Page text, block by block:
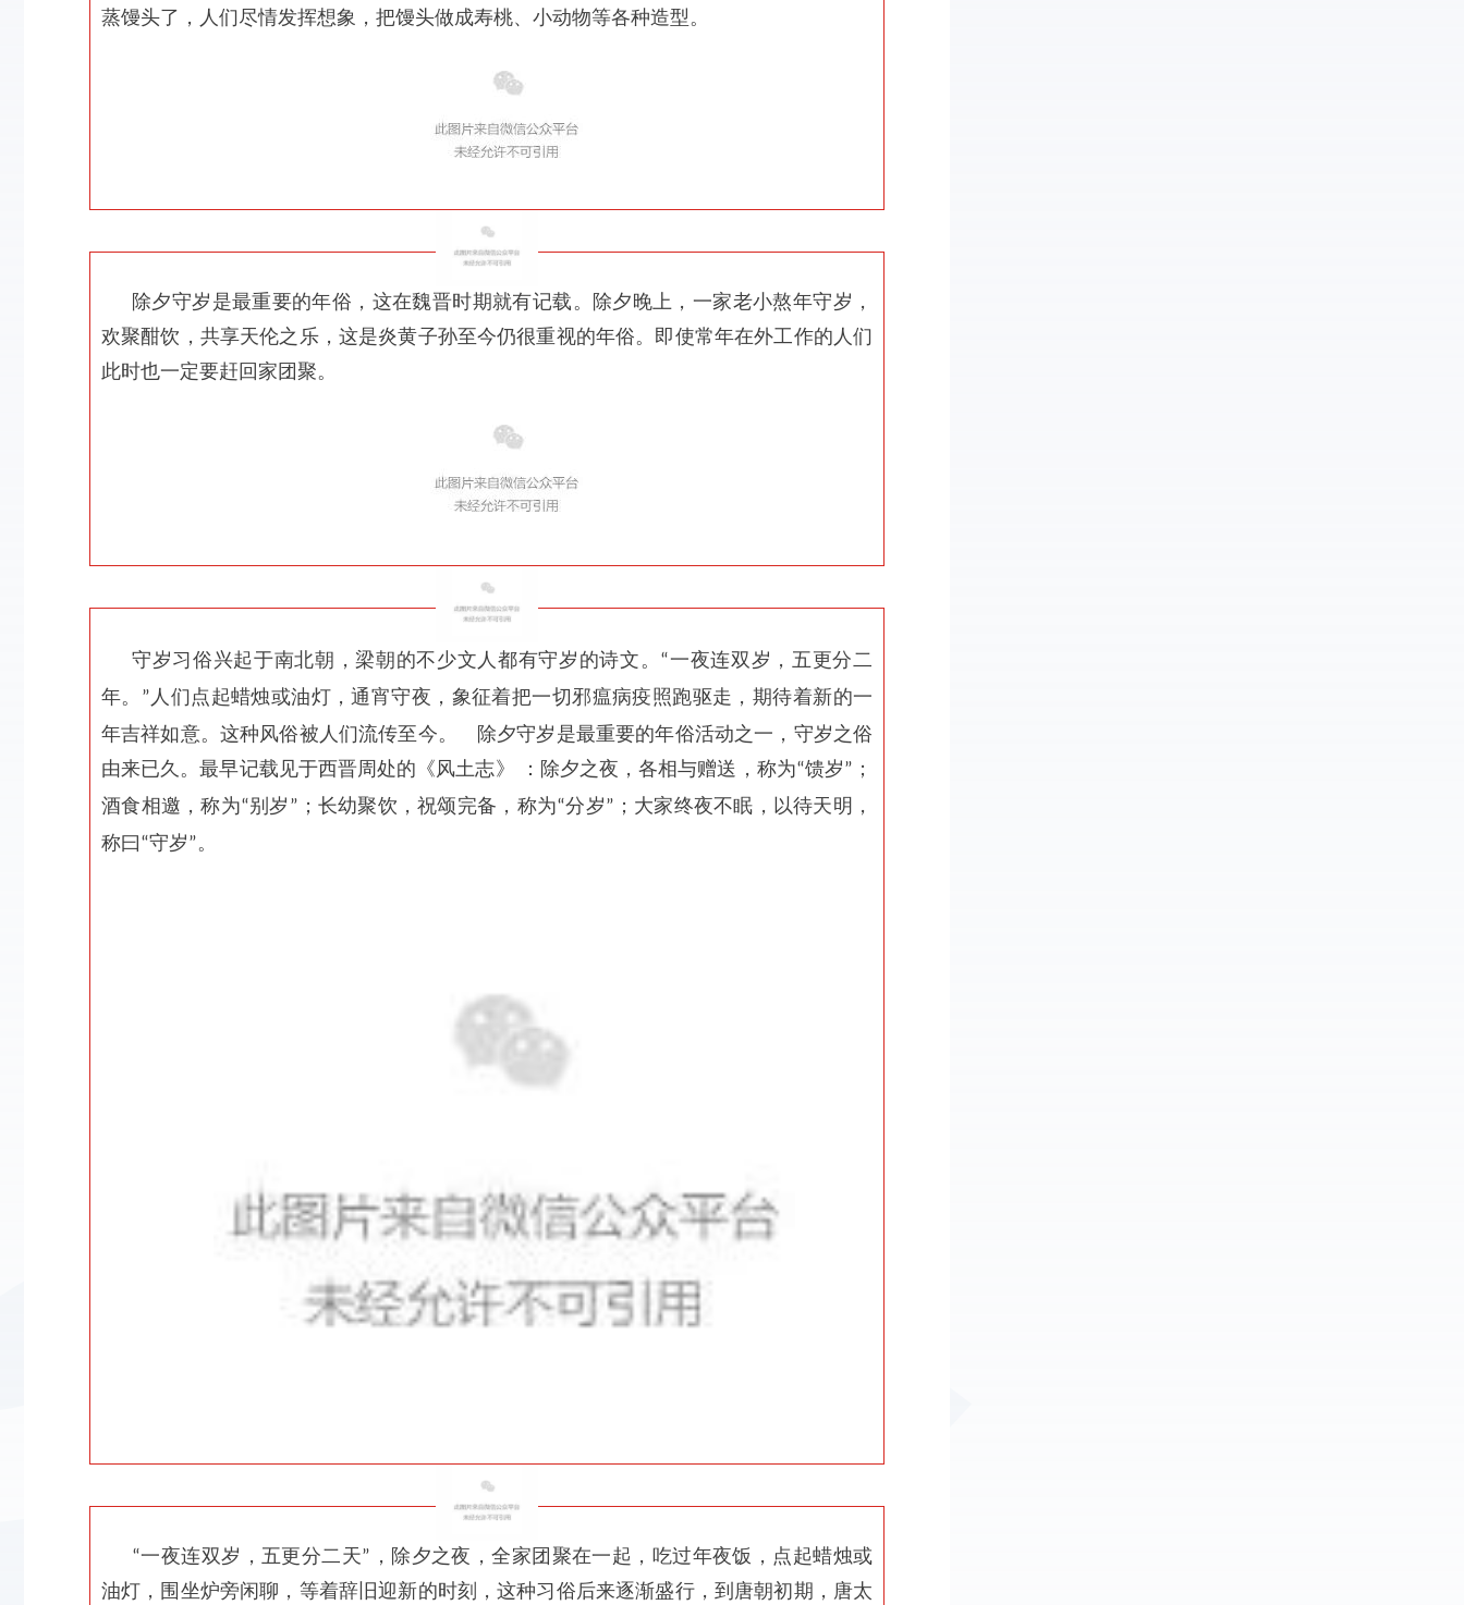
蒸馒头了，人们尽情发挥想象，把馒头做成寿桃、小动物等各种造型。
除夕守岁是最重要的年俗，这在魏晋时期就有记载。除夕晚上，一家老小熬年守岁，
欢聚酣饮，共享天伦之乐，这是炎黄子孙至今仍很重视的年俗。即使常年在外工作的人们
此时也一定要赶回家团聚。
守岁习俗兴起于南北朝，梁朝的不少文人都有守岁的诗文。“一夜连双岁，五更分二
年。 ” 人们点起蜡烛或油灯，通宵守夜，象征着把一切邪瘟病疫照跑驱走，期待着新的一
年吉祥如意。这种风俗被人们流传至今。 除夕守岁是最重要的年俗活动之一，守岁之俗
由来已久。最早记载见于西晋周处的《风土志》 ：除夕之夜，各相与赠送，称为“馈岁” ；
酒食相邀，称为“别岁 ” ；长幼聚饮，祝颂完备，称为“分岁” ；大家终夜不眠，以待天明，
称曰“守岁”。
“一夜连双岁，五更分二天” ，除夕之夜，全家团聚在一起，吃过年夜饭，点起蜡烛或
油灯，围坐炉旁闲聊，等着辞旧迎新的时刻，这种习俗后来逐渐盛行，到唐朝初期，唐太